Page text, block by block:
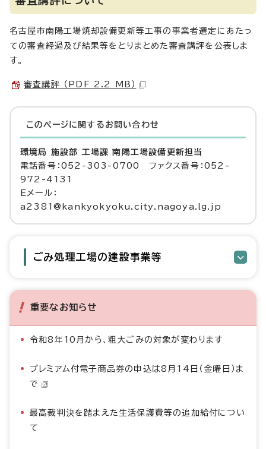
名古屋市南陽工場焼却設備更新等工事の事業者選定にあたっ
ての審査経過及び結果等をとりまとめた審査講評を公表しま
す。
審査講評 （PDF 2.2 MB）
このページに関する お問い合わせ
環境局 施設部 工場課 南陽工場設備更新担当
電話番号：052-303-0700 ファクス番号：052-
972-4131
Eメール：
a2381@kankyokyoku.city.nagoya.lg.jp
ごみ処理工場の建設事業等
重要なお知らせ
令和8年10月から、粗大ごみの対象が変わります
プレミアム付電子商品券の申込は8月14日（金曜日）ま
で
最高裁判決を踏まえた生活保護費等の追加給付につい
て